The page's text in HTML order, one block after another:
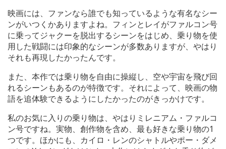
映画には、ファンなら誰でも知っているような有名なシー
ンがいつくかありますよね。フィンとレイがファルコン号
に乗ってジャクーを脱出するシーンをはじめ、乗り物を使
用した戦闘には印象的なシーンが多数ありますが、やはり
それも再現したかったんです。
また、本作では乗り物を自由に操縦し、空や宇宙を飛び回
れるシーンもあるのが特徴です。それによって、映画の物
語を追体験できるようにしたかったのがきっかけです。
私のお気に入りの乗り物は、やはりミレニアム・ファルコ
ン号ですね。実物、創作物を含め、最も好きな乗り物の1
つです。ほかにも、カイロ・レンのシャトルやポー・ダメ